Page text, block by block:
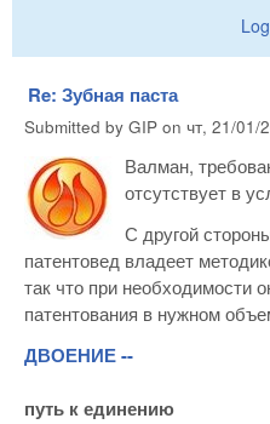
Re: Зубная паста
Submitted by GIP on чт, 21/01/
Валман,
отсутствует в
С другой
патентовед владеет
так что при необходимости
патентования в нужном
ДВОЕНИЕ --
путь к единению